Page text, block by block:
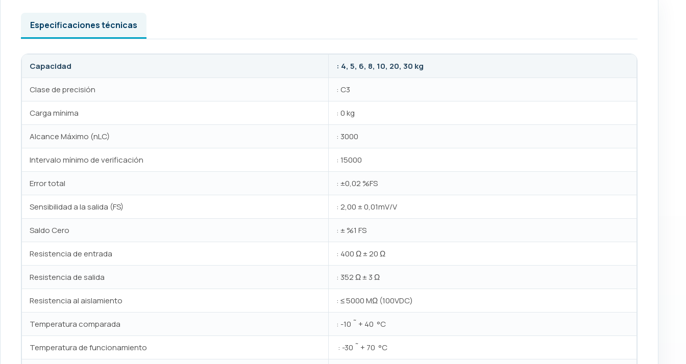
Especificaciones técnicas
Capacidad : 4, 5, 6, 8, 10, 20, 30 kg
Clase de precisión : C3
Carga mínima : 0 kg
Alcance Máximo (nLC) : 3000
Intervalo mínimo de verificación : 15000
Error total : ±0,02 %FS
Sensibilidad a la salida (FS) : 2,00 ± 0,01mV/V
Saldo Cero : ± %1 FS
Resistencia de entrada : 400 Ω ± 20 Ω
Resistencia de salida : 352 Ω ± 3 Ω
Resistencia al aislamiento : ≤ 5000 MΩ (100VDC)
Temperatura comparada : -10 ˜ + 40 °C
Temperatura de funcionamiento : -30 ˜ + 70 °C